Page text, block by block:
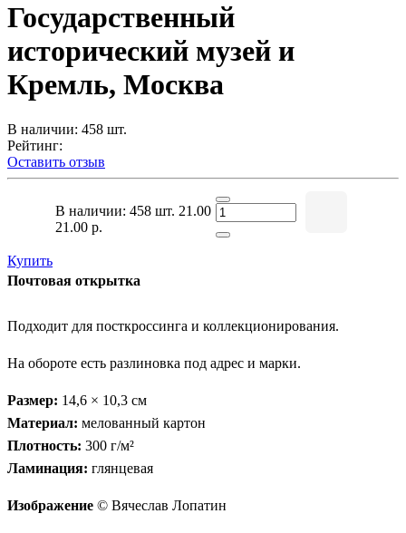
Государственный
исторический музей и
Кремль, Москва
В наличии: 458 шт.
Рейтинг:
Оставить отзыв
В наличии: 458 шт. 21.00
21.00 р.
Купить
Почтовая открытка
Подходит для посткроссинга и коллекционирования.
На обороте есть разлиновка под адрес и марки.
Размер: 14,6 × 10,3 см
Материал: мелованный картон
Плотность: 300 г/м²
Ламинация: глянцевая
Изображение © Вячеслав Лопатин